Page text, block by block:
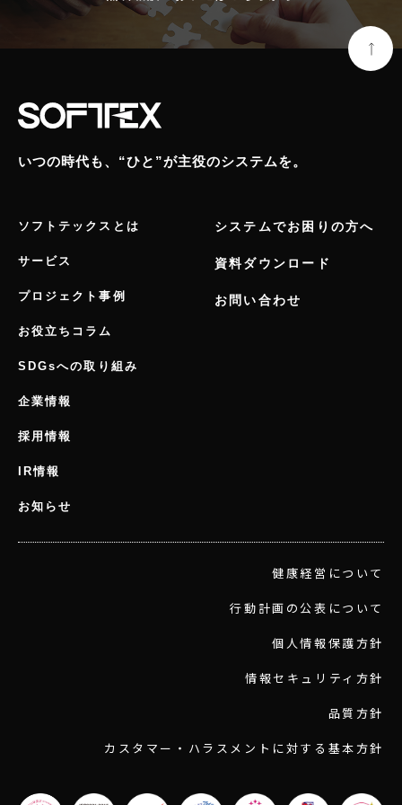
いつの時代も、“ひと”が主役のシステムを。
ソフトテックスとは
サービス
プロジェクト事例
お役立ちコラム
SDGsへの取り組み
企業情報
採用情報
IR情報
お知らせ
システムでお困りの方へ
資料ダウンロード
お問い合わせ
健康経営について
行動計画の公表について
個人情報保護方針
情報セキュリティ方針
品質方針
カスタマー・ハラスメントに対する基本方針